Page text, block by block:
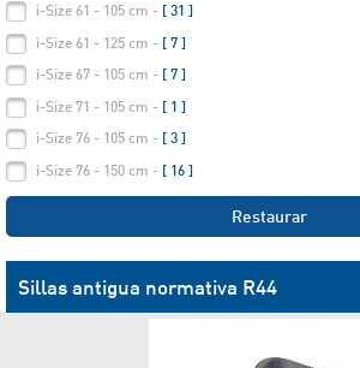
i-Size 61 - 105 cm - [ 31 ]
i-Size 61 - 125 cm - [ 7 ]
i-Size 67 - 105 cm - [ 7 ]
i-Size 71 - 105 cm - [ 1 ]
i-Size 76 - 105 cm - [ 3 ]
i-Size 76 - 150 cm - [ 16 ]
Restaurar
Sillas antigua normativa R44